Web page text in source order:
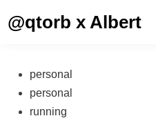
@qtorb x Albert
Publicado
en
personal
personal
running